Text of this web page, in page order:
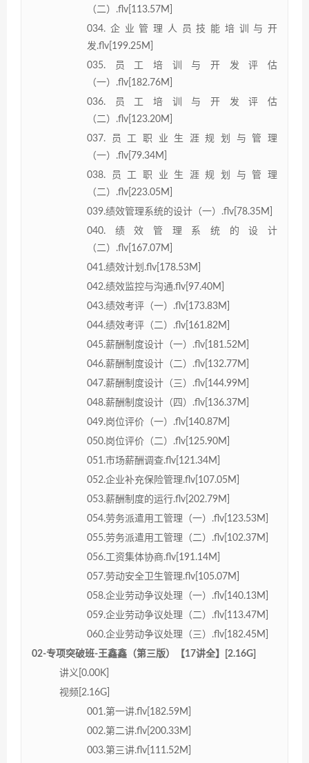
（二）.flv[113.57M]
034.企业管理人员技能培训与开
发.flv[199.25M]
035.员工培训与开发评估
（一）.flv[182.76M]
036.员工培训与开发评估
（二）.flv[123.20M]
037.员工职业生涯规划与管理
（一）.flv[79.34M]
038.员工职业生涯规划与管理
（二）.flv[223.05M]
039.绩效管理系统的设计（一）.flv[78.35M]
040.绩效管理系统的设计
（二）.flv[167.07M]
041.绩效计划.flv[178.53M]
042.绩效监控与沟通.flv[97.40M]
043.绩效考评（一）.flv[173.83M]
044.绩效考评（二）.flv[161.82M]
045.薪酬制度设计（一）.flv[181.52M]
046.薪酬制度设计（二）.flv[132.77M]
047.薪酬制度设计（三）.flv[144.99M]
048.薪酬制度设计（四）.flv[136.37M]
049.岗位评价（一）.flv[140.87M]
050.岗位评价（二）.flv[125.90M]
051.市场薪酬调查.flv[121.34M]
052.企业补充保险管理.flv[107.05M]
053.薪酬制度的运行.flv[202.79M]
054.劳务派遣用工管理（一）.flv[123.53M]
055.劳务派遣用工管理（二）.flv[102.37M]
056.工资集体协商.flv[191.14M]
057.劳动安全卫生管理.flv[105.07M]
058.企业劳动争议处理（一）.flv[140.13M]
059.企业劳动争议处理（二）.flv[113.47M]
060.企业劳动争议处理（三）.flv[182.45M]
02-专项突破班-王鑫鑫（第三版）【17讲全】[2.16G]
讲义[0.00K]
视频[2.16G]
001.第一讲.flv[182.59M]
002.第二讲.flv[200.33M]
003.第三讲.flv[111.52M]